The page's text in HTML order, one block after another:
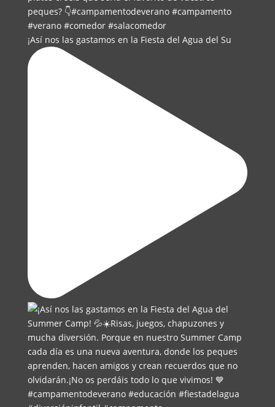
¡Así nos las gastamos en la Fiesta del Agua del Su